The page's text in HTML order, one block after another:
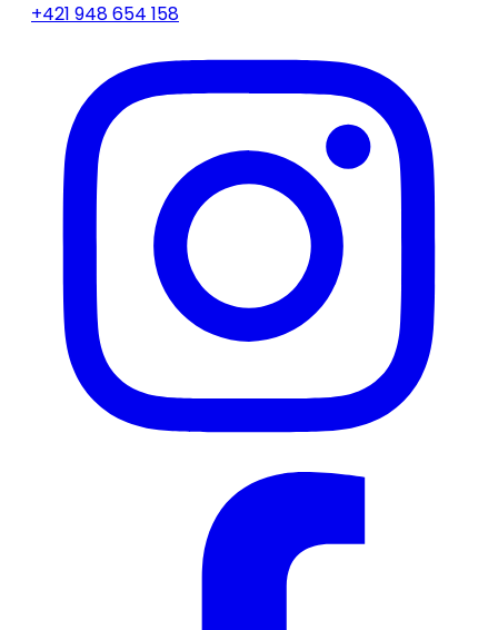
+421 948 654 158